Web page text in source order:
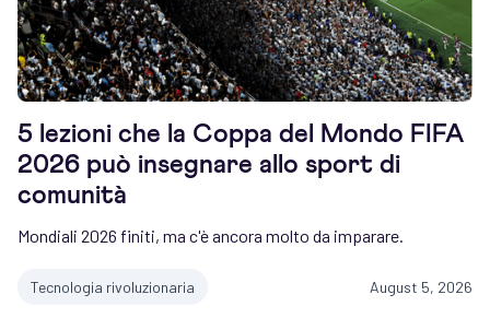
5 lezioni che la Coppa del Mondo FIFA
2026 può insegnare allo sport di
comunità
Mondiali 2026 finiti, ma c'è ancora molto da imparare.
Tecnologia rivoluzionaria August 5, 2026